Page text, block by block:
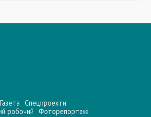
Газета Спецпроекти
робочий Фоторепортажі